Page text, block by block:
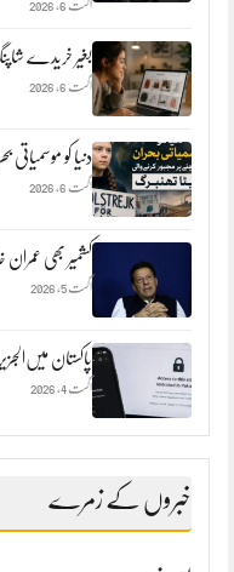
اگست 6, 2026
بغیر خریدے
اگست 6, 2026
دنیا کو موسمیاتی
اگست 6, 2026
کشمیر بھی عمران خان
اگست 5, 2026
پاکستان
اگست 4, 2026
خبروں کے زمرے